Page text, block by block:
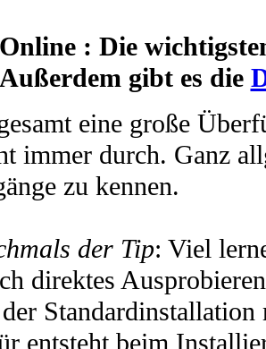
Online : Die
Außerdem gibt es die
eine große
immer durch. Ganz
zu kennen.
der Tip: Viel
direktes
entsteht beim